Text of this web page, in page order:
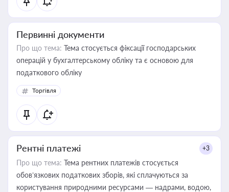
Первинні документи
Про що тема: Тема стосується фіксації господарських
операцій у бухгалтерському обліку та є основою для
податкового обліку
Торгівля
Рентні платежі +3
Про що тема: Тема рентних платежів стосується
обов’язкових податкових зборів, які сплачуються за
користування природними ресурсами — надрами, водою,